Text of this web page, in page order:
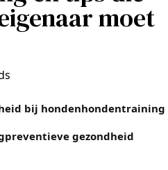
moet
bij hondenhondentraining
preventieve gezondheid